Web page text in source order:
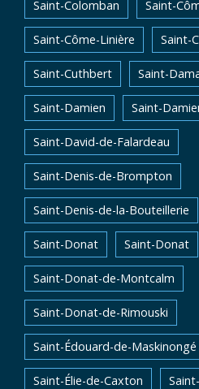
Saint-Colomban Saint-
Saint-Côme-Linière Saint-
Saint-Cuthbert Saint-
Saint-Damien Saint-
Saint-David-de-Falardeau
Saint-Denis-de-Brompton
Saint-Denis-de-la-Bouteillerie
Saint-Donat Saint-Donat
Saint-Donat-de-Montcalm
Saint-Donat-de-Rimouski
Saint-Édouard-de-Maskinongé
Saint-Élie-de-Caxton